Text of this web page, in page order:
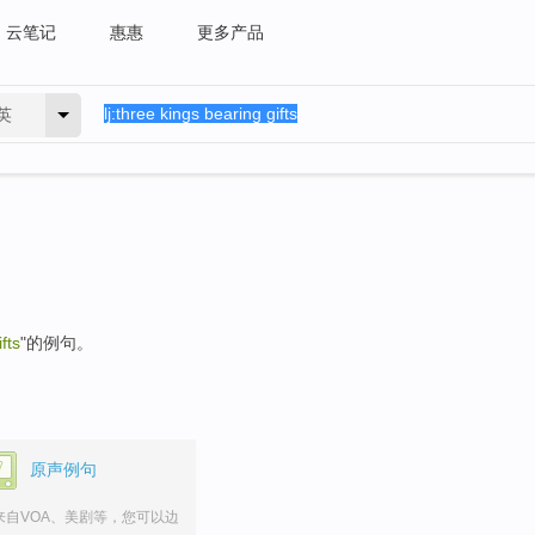
云笔记 惠惠 更多产品
"的例句。
原声例句
自VOA、美剧等，您可以边